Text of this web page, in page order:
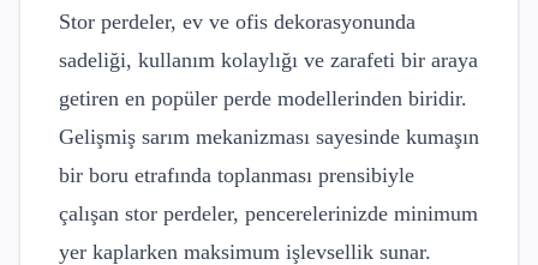
Stor perdeler, ev ve ofis dekorasyonunda
sadeliği, kullanım kolaylığı ve zarafeti bir araya
getiren en popüler perde modellerinden biridir.
Gelişmiş sarım mekanizması sayesinde kumaşın
bir boru etrafında toplanması prensibiyle
çalışan stor perdeler, pencerelerinizde minimum
yer kaplarken maksimum işlevsellik sunar.